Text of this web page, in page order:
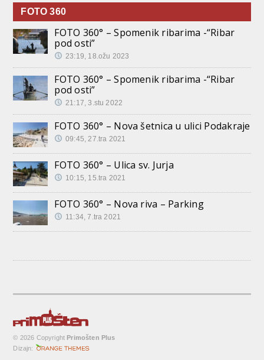
FOTO 360
FOTO 360° – Spomenik ribarima -“Ribar
pod osti”
23:19, 18.ožu 2023
FOTO 360° – Spomenik ribarima -“Ribar
pod osti”
21:17, 3.stu 2022
FOTO 360° – Nova šetnica u ulici Podakraje
09:45, 27.tra 2021
FOTO 360° – Ulica sv. Jurja
10:15, 15.tra 2021
FOTO 360° – Nova riva – Parking
11:34, 7.tra 2021
© 2026 Copyright Primošten Plus
Dizajn: